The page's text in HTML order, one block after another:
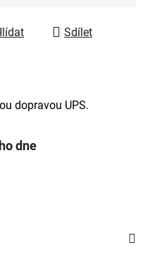
Sdílet
dopravou UPS.
dne